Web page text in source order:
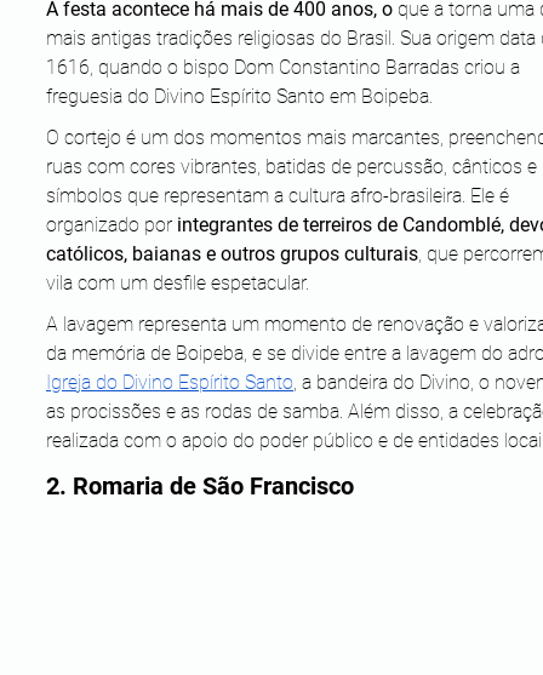
A festa acontece há mais de 400 anos, o que a torna uma
mais antigas tradições religiosas do Brasil. Sua origem
1616, quando o bispo Dom Constantino Barradas criou a
freguesia do Divino Espírito Santo em Boipeba.
O cortejo é um dos momentos mais marcantes,
ruas com cores vibrantes, batidas de percussão, cânticos e
símbolos que representam a cultura afro-brasileira. Ele é
organizado por integrantes de terreiros de Candomblé,
católicos, baianas e outros grupos culturais, que
vila com um desfile espetacular.
A lavagem representa um momento de renovação e
da memória de Boipeba, e se divide entre a lavagem do
Igreja do Divino Espírito Santo, a bandeira do Divino, o
as procissões e as rodas de samba. Além disso, a
realizada com o apoio do poder público e de entidades
2. Romaria de São Francisco